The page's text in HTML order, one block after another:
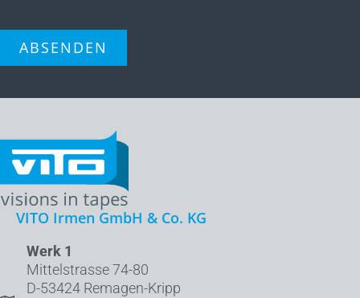
ABSENDEN
VITO Irmen GmbH & Co. KG
Werk 1
Mittelstrasse 74-80
D-53424 Remagen-Kripp